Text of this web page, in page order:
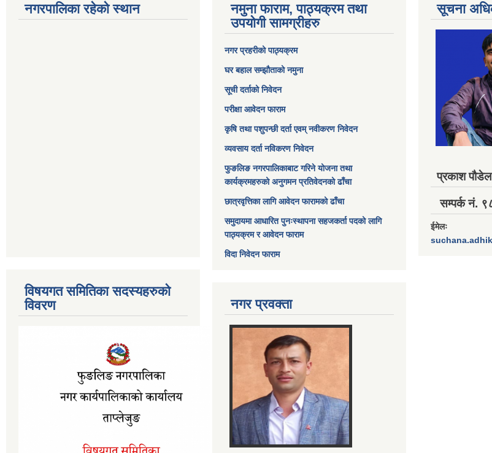
नगरपालिका रहेको स्थान
विषयगत समितिका सदस्यहरुको
विवरण
नमुना फाराम, पाठ्यक्रम तथा
उपयोगी सामग्रीहरु
नगर प्रहरीको पाठ्यक्रम
घर बहाल सम्झौताको नमुना
सूची दर्ताको निवेदन
परीक्षा आवेदन फाराम
कृषि तथा पशुपन्छी दर्ता एवम् नवीकरण निवेदन
व्यवसाय दर्ता नविकरण निवेदन
फुङलिङ नगरपालिकाबाट गरिने योजना तथा
कार्यक्रमहरुको अनुगमन प्रतिवेदनको ढाँचा
छात्रवृत्तिका लागि आवेदन फारामको ढाँचा
समुदायमा आधारित पुनःस्थापना सहजकर्ता पदको लागि
पाठ्यक्रम र आवेदन फाराम
विदा निवेदन फाराम
नगर प्रवक्ता
सूचना
प्रकाश पौडेल
सम्पर्क नं.
ईमेलः